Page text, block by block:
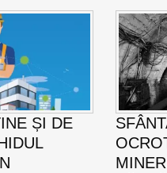
ȘI DE